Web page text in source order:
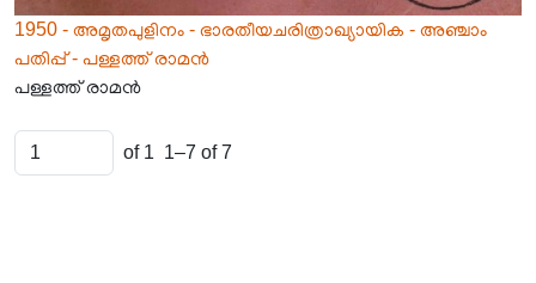
1950 - അമൃതപുളിനം - ഭാരതീയചരിത്രാഖ്യായിക - അഞ്ചാം
പതിപ്പ് - പള്ളത്ത് രാമൻ
പള്ളത്ത് രാമൻ
of 1 1–7 of 7